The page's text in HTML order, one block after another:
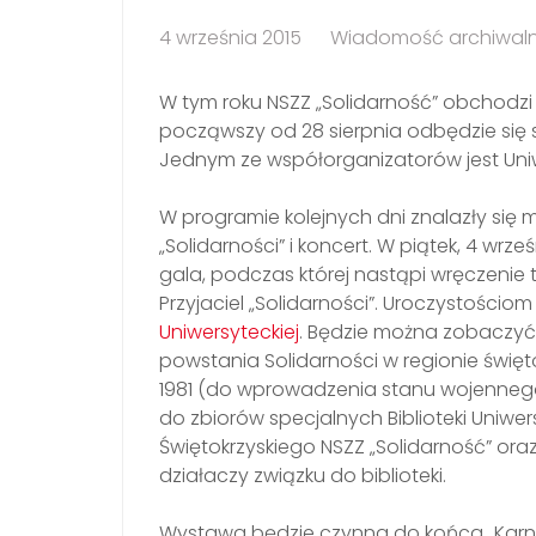
4 września 2015 Wiadomość
W tym roku NSZZ „Solidarność”
począwszy od 28 sierpnia odbędzie
Jednym ze współorganizatorów jest
W programie kolejnych dni znalazły się
„Solidarności” i koncert. W piątek, 4
gala, podczas której nastąpi wręczenie
Przyjaciel „Solidarności”.
Uniwersyteckiej. Będzie można
powstania Solidarności w regionie
1981 (do wprowadzenia stanu
do zbiorów specjalnych Biblioteki
Świętokrzyskiego NSZZ „Solidarność”
działaczy związku do biblioteki.